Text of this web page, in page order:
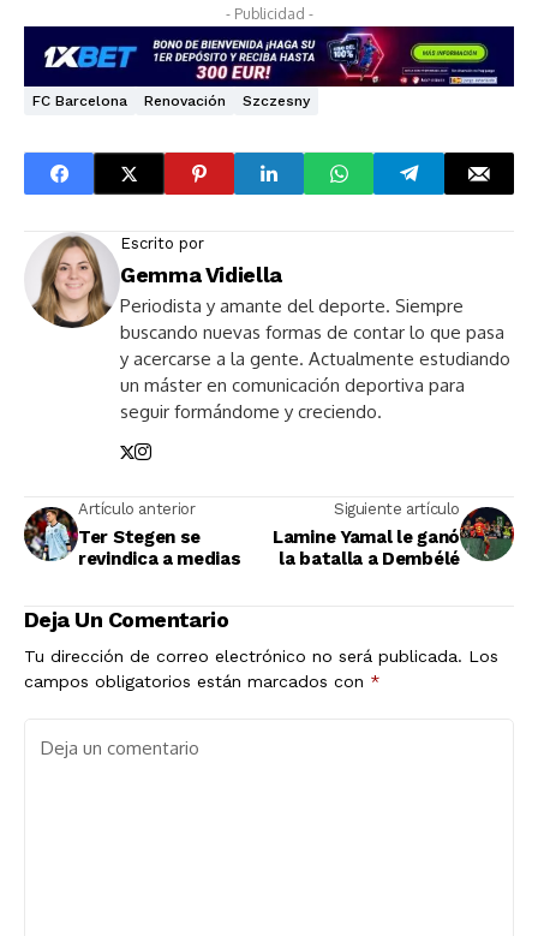
- Publicidad -
FC Barcelona Renovación Szczesny
Escrito por
Gemma Vidiella
Periodista y amante del deporte. Siempre
buscando nuevas formas de contar lo que pasa
y acercarse a la gente. Actualmente estudiando
un máster en comunicación deportiva para
seguir formándome y creciendo.
Artículo anterior
Ter Stegen se
revindica a medias
Siguiente artículo
Lamine Yamal le ganó
la batalla a Dembélé
Deja Un Comentario
Tu dirección de correo electrónico no será publicada. Los
campos obligatorios están marcados con *